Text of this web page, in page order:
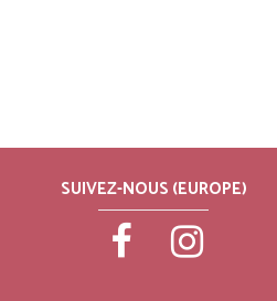
SUIVEZ-NOUS (EUROPE)